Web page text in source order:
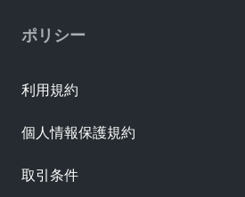
ポリシー
利用規約
個人情報保護規約
取引条件